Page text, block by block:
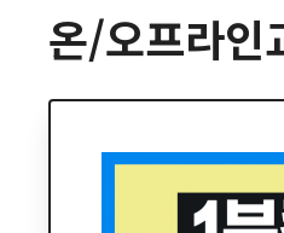
온/오프라인